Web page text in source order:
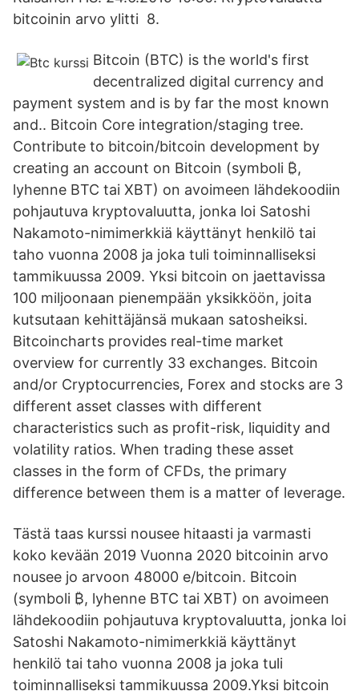
bitcoinin arvo ylitti 8.
Bitcoin (BTC) is the world's first
decentralized digital currency and
payment system and is by far the most known
and.. Bitcoin Core integration/staging tree.
Contribute to bitcoin/bitcoin development by
creating an account on Bitcoin (symboli ₿,
lyhenne BTC tai XBT) on avoimeen lähdekoodiin
pohjautuva kryptovaluutta, jonka loi Satoshi
Nakamoto-nimimerkkiä käyttänyt henkilö tai
taho vuonna 2008 ja joka tuli toiminnalliseksi
tammikuussa 2009. Yksi bitcoin on jaettavissa
100 miljoonaan pienempään yksikköön, joita
kutsutaan kehittäjänsä mukaan satosheiksi.
Bitcoincharts provides real-time market
overview for currently 33 exchanges. Bitcoin
and/or Cryptocurrencies, Forex and stocks are 3
different asset classes with different
characteristics such as profit-risk, liquidity and
volatility ratios. When trading these asset
classes in the form of CFDs, the primary
difference between them is a matter of leverage.
Tästä taas kurssi nousee hitaasti ja varmasti
koko kevään 2019 Vuonna 2020 bitcoinin arvo
nousee jo arvoon 48000 e/bitcoin. Bitcoin
(symboli ₿, lyhenne BTC tai XBT) on avoimeen
lähdekoodiin pohjautuva kryptovaluutta, jonka loi
Satoshi Nakamoto-nimimerkkiä käyttänyt
henkilö tai taho vuonna 2008 ja joka tuli
toiminnalliseksi tammikuussa 2009.Yksi bitcoin